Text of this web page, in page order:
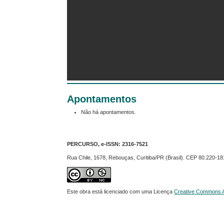
Apontamentos
Não há apontamentos.
PERCURSO, e-ISSN:2316-7521
Rua Chile, 1678, Rebouças, Curitiba/PR (Brasil). CEP 80.220-
Este obra está licenciado com uma LicençaCreative Commons